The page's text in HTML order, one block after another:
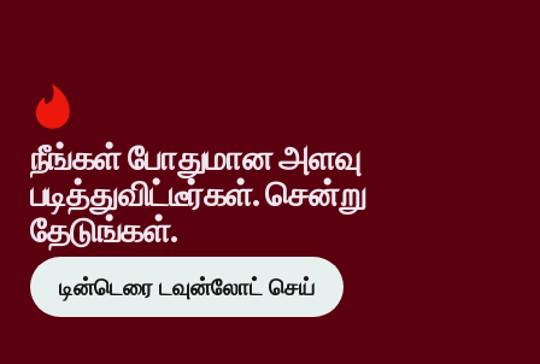
நீங்கள் போதுமான அளவு
படித்துவிட்டீர்கள். சென்று
தேடுங்கள்.
டின்டெரை டவுன்லோட் செய்